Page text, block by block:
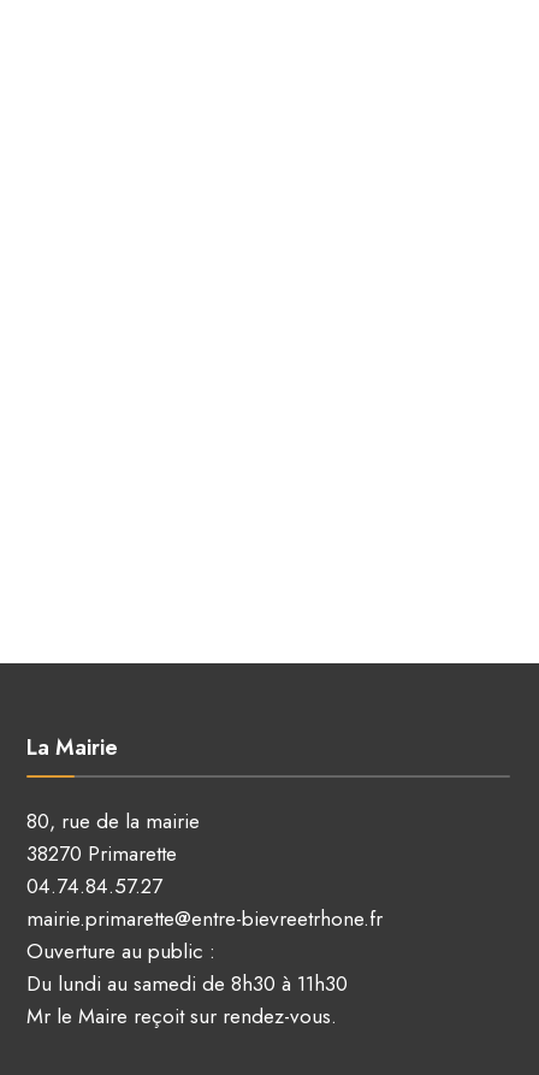
La Mairie
80, rue de la mairie
38270 Primarette
04.74.84.57.27
mairie.primarette@entre-bievreetrhone.fr
Ouverture au public :
Du lundi au samedi de 8h30 à 11h30
Mr le Maire reçoit sur rendez-vous.